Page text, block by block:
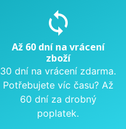
sync
Až 60 dní na vrácení
zboží
30 dní na vrácení zdarma.
Potřebujete víc času? Až
60 dní za drobný
poplatek.